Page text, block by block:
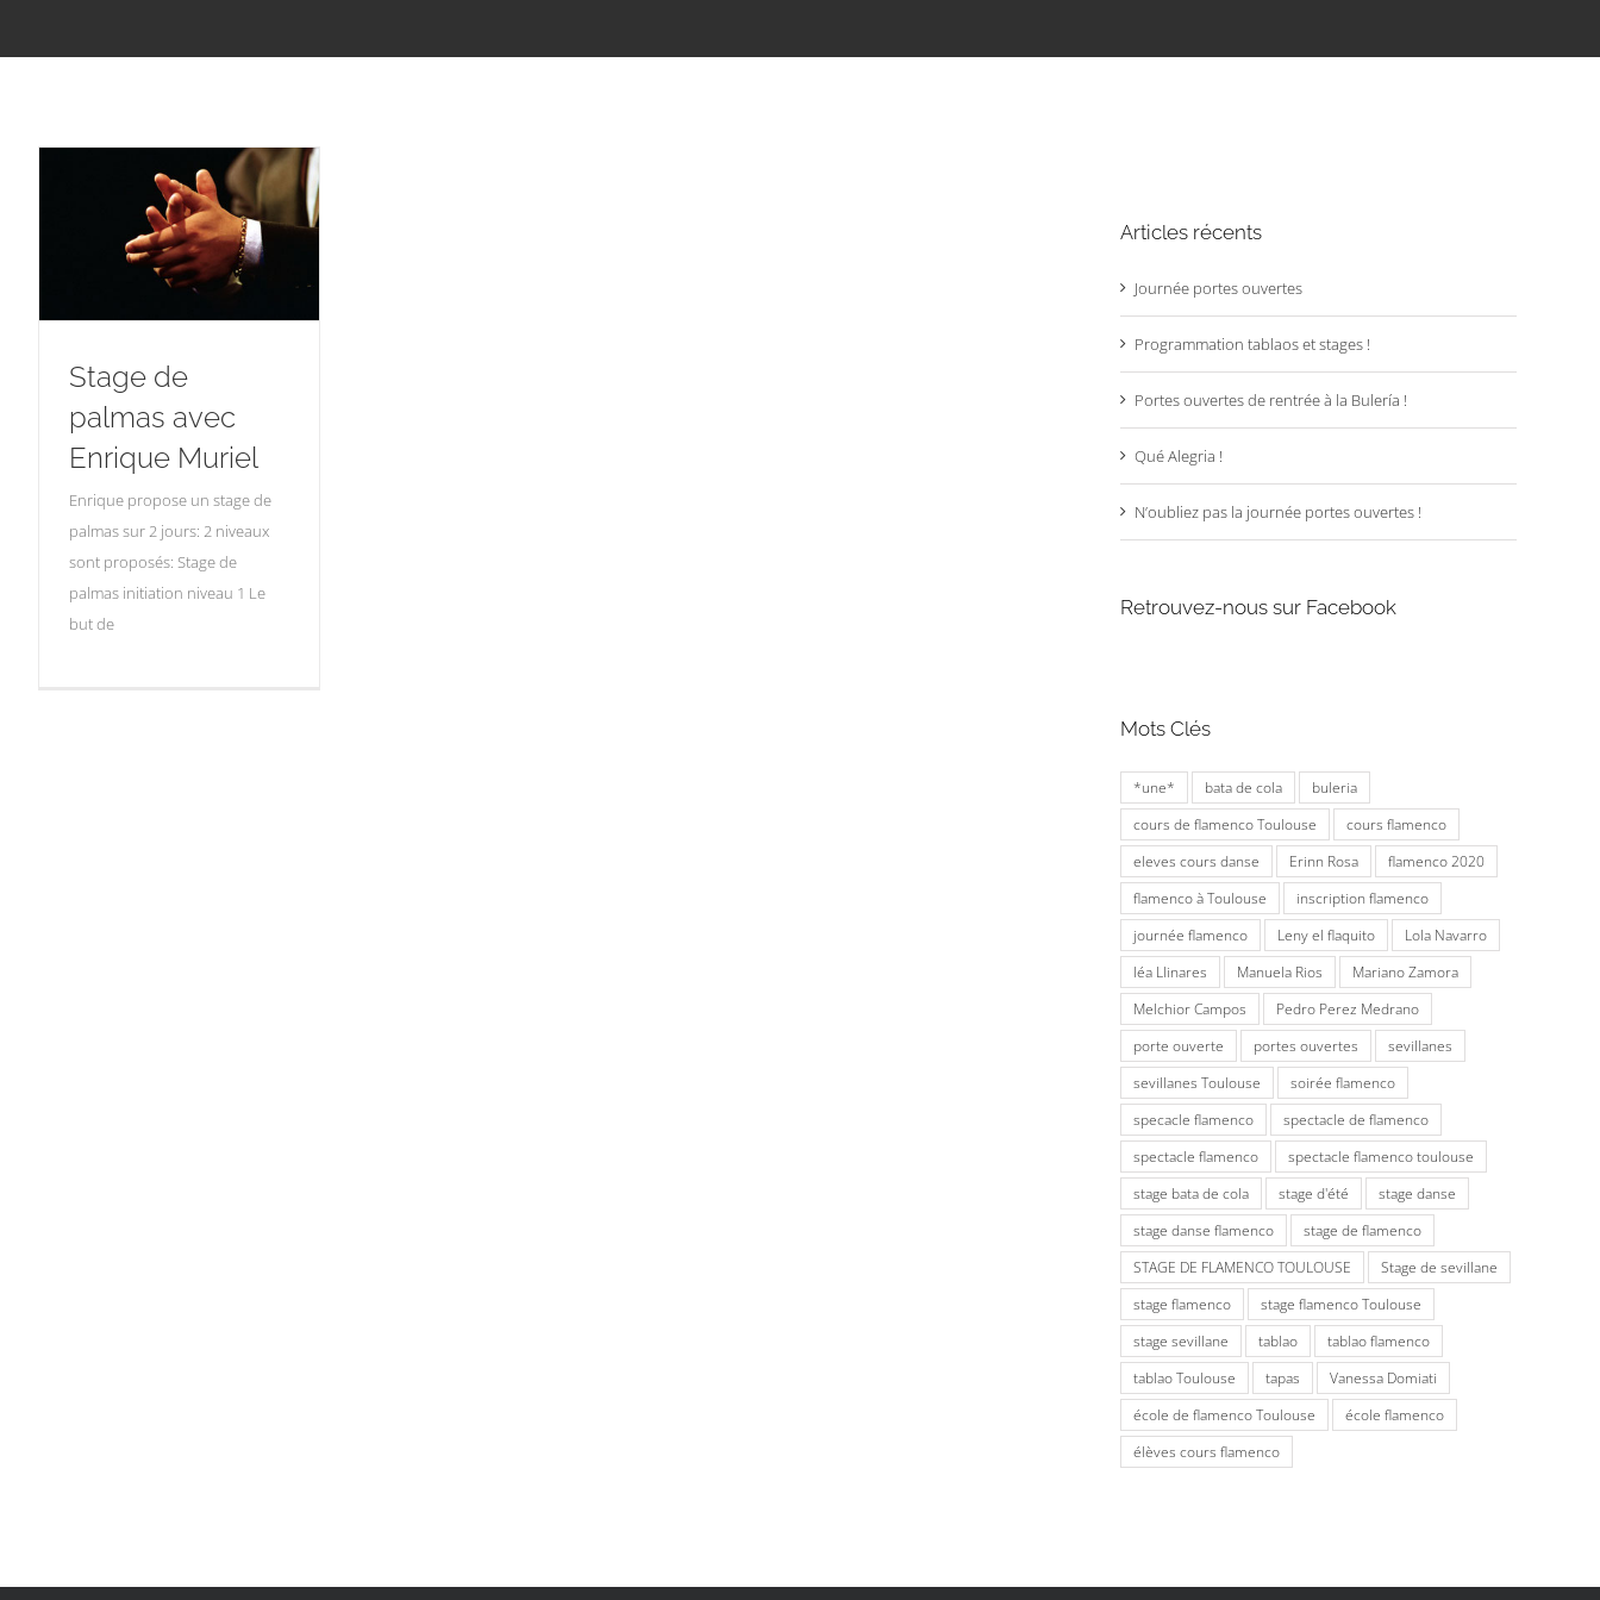
Stage de
palmas avec
Enrique Muriel
Enrique propose un stage de
palmas sur 2 jours: 2 niveaux
sont proposés: Stage de
palmas initiation niveau 1 Le
but de
Articles récents
Journée portes ouvertes
Programmation tablaos et stages !
Portes ouvertes de rentrée à la Bulería !
Qué Alegria !
N’oubliez pas la journée portes ouvertes !
Retrouvez-nous sur Facebook
Mots Clés
*une* bata de cola
buleria
cours de flamenco Toulouse
cours flamenco
eleves cours danse
Erinn Rosa
flamenco 2020
flamenco à Toulouse
inscription flamenco
journée flamenco
Leny el flaquito
Lola Navarro
léa Llinares
Manuela Rios
Mariano Zamora
Melchior Campos
Pedro Perez Medrano
porte ouverte
portes ouvertes
sevillanes
sevillanes Toulouse
soirée flamenco
specacle flamenco
spectacle de flamenco
spectacle flamenco
spectacle flamenco toulouse
stage bata de cola
stage d'été
stage danse
stage danse flamenco
stage de flamenco
STAGE DE FLAMENCO TOULOUSE
Stage de sevillane
stage flamenco
stage flamenco Toulouse
stage sevillane
tablao
tablao flamenco
tablao Toulouse
tapas
Vanessa Domiati
école de flamenco Toulouse
école flamenco
élèves cours flamenco